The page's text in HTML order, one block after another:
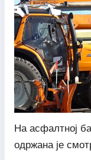
На асфалтној
одржана је